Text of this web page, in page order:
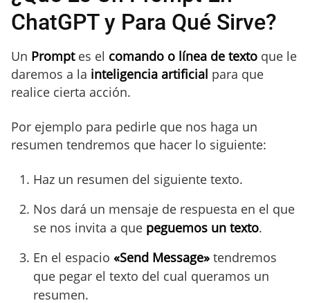
ChatGPT y Para Qué Sirve?
Un Promptes el comando o línea de texto que le
daremos a la inteligencia artificial para que
realice cierta acción.
Por ejemplo para pedirle que nos haga un
resumen tendremos que hacer lo siguiente:
Haz un resumen del siguiente texto.
Nos dará un mensaje de respuesta en el que
se nos invita a que peguemos un texto.
En el espacio «Send Message» tendremos
que pegar el texto del cual queramos un
resumen.